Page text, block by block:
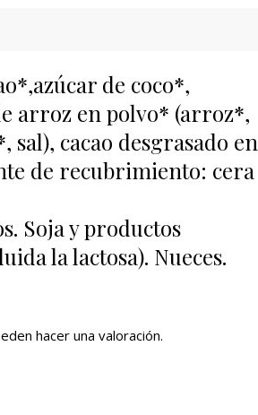
de coco*,
arroz en polvo* (arroz*,
cacao desgrasado en
de recubrimiento: cera
Soja y productos
la lactosa). Nueces.
hacer una valoración.